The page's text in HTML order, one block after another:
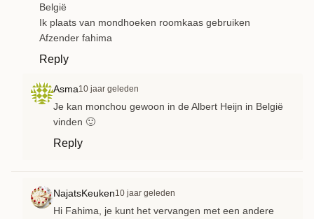
België
Ik plaats van mondhoeken roomkaas gebruiken
Afzender fahima
Reply
Asma10 jaar geleden
Je kan monchou gewoon in de Albert Heijn in België
vinden 🙂
Reply
NajatsKeuken10 jaar geleden
Hi Fahima, je kunt het vervangen met een andere